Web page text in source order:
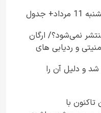
جدول
نمی‌شود؟/ ارگان
و ردیابی های
ایران شد و دلیل آن را
با